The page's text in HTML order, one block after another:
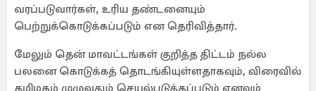
வரப்படுவார்கள், உரிய தண்டனையும்
பெற்றுக்கொடுக்கப்படும் என தெரிவித்தார்.
மேலும் தென் மாவட்டங்கள் குறித்த திட்டம் நல்ல
பலனை கொடுக்கத் தொடங்கியுள்ளதாகவும், விரைவில்
தமிழகம் முழுவதும் செயல்படுத்தப்படும் எனவும்